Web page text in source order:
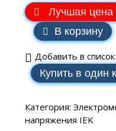
Лучшая цена
В корзину
Добавить в
Купить в один
Категория:
напряжения IEK